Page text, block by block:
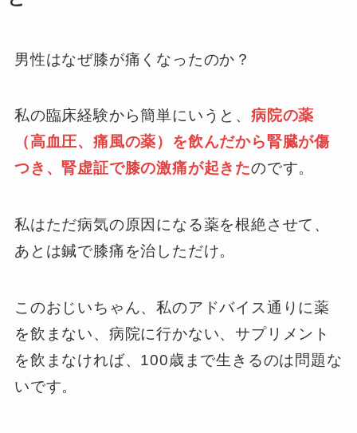
男性はなぜ膝が痛くなったのか？
私の臨床経験から簡単にいうと、病院の薬
（高血圧、痛風の薬）を飲んだから腎臓が傷
つき、腎虚証で膝の激痛が起きたのです。
私はただ病気の原因になる薬を根絶させて、
あとは鍼で膝痛を治しただけ。
このおじいちゃん、私のアドバイス通りに薬
を飲まない、病院に行かない、サプリメント
を飲まなければ、100歳まで生きるのは問題な
いです。